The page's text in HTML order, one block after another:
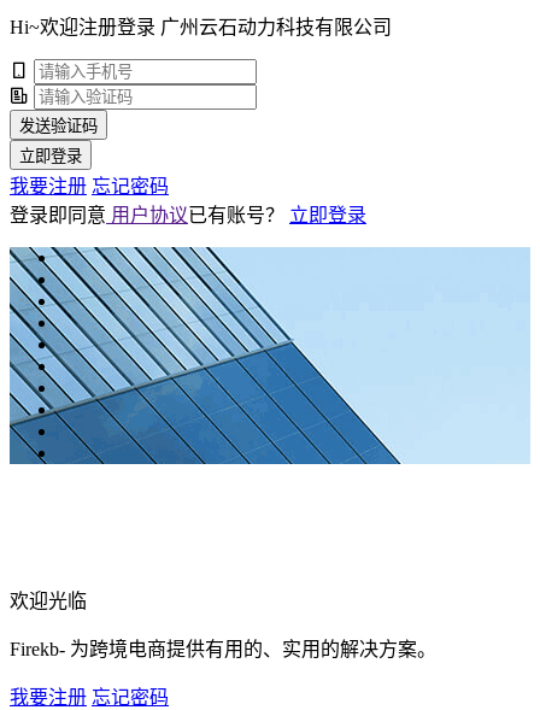
Hi~欢迎注册登录 广州云石动力科技有限公司
发送验证码
立即登录
我要注册 忘记密码
登录即同意 用户协议已有账号？ 立即登录
欢迎光临
Firekb- 为跨境电商提供有用的、实用的解决方案。
我要注册 忘记密码